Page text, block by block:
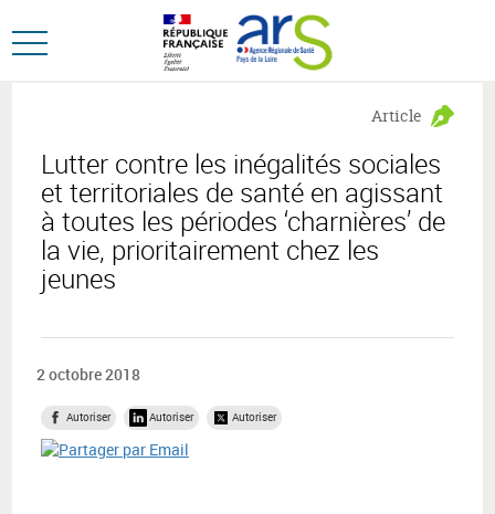
au
menu
au
contenu
Ouvrir
Lutter contre les inégalités sociales
et territoriales de santé en agissant
à toutes les périodes ‘charnières’ de
la vie, prioritairement chez les
jeunes
Article
2 octobre 2018
Autoriser Autoriser Autoriser